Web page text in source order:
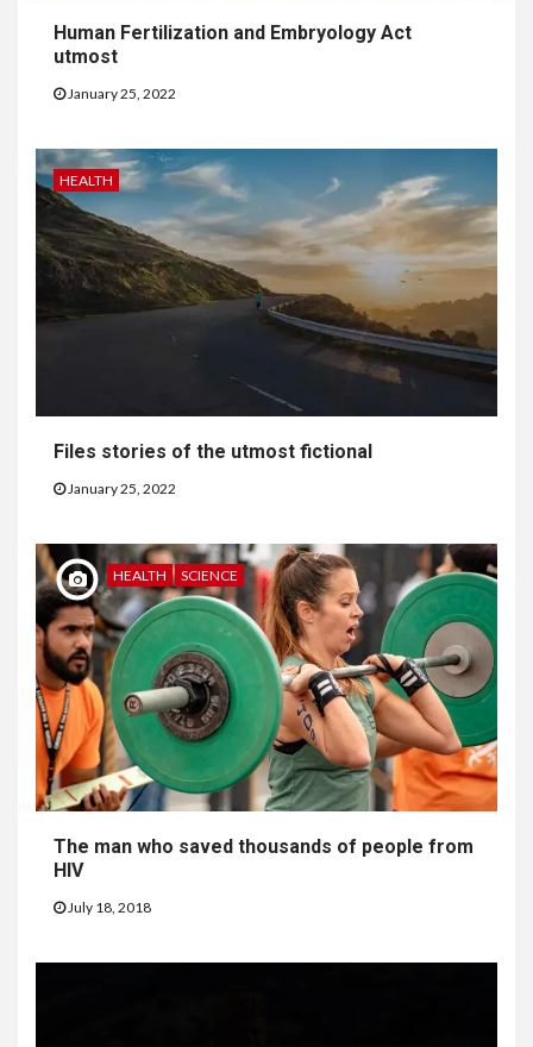
Human Fertilization and Embryology Act
utmost
January 25, 2022
HEALTH
Files stories of the utmost fictional
January 25, 2022
HEALTH SCIENCE
The man who saved thousands of people from
HIV
July 18, 2018